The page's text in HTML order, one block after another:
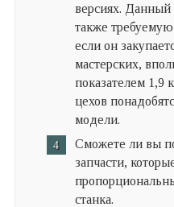
версиях. Данный
также
если он
мастерских,
показателем 1,9
цехов
модели.
Сможете ли вы
запчасти,
станка.